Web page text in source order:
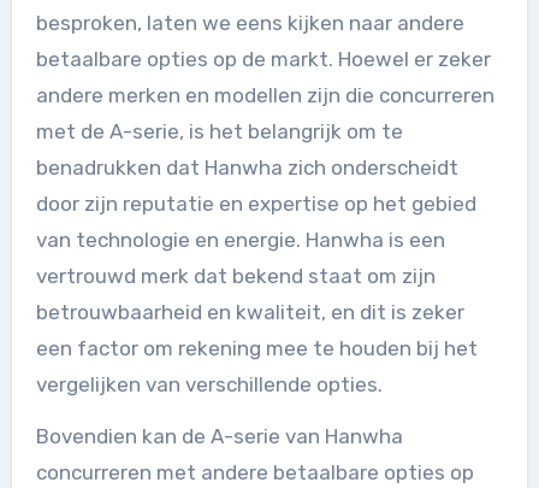
besproken, laten we eens kijken naar andere
betaalbare opties op de markt. Hoewel er zeker
andere merken en modellen zijn die concurreren
met de A-serie, is het belangrijk om te
benadrukken dat Hanwha zich onderscheidt
door zijn reputatie en expertise op het gebied
van technologie en energie. Hanwha is een
vertrouwd merk dat bekend staat om zijn
betrouwbaarheid en kwaliteit, en dit is zeker
een factor om rekening mee te houden bij het
vergelijken van verschillende opties.
Bovendien kan de A-serie van Hanwha
concurreren met andere betaalbare opties op